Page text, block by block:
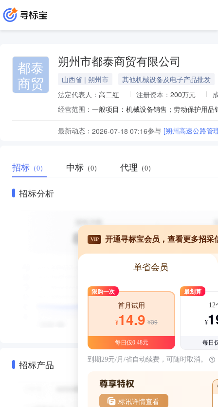
都泰
商贸
朔州市都泰商贸有限公司
山西省 | 朔州市
其他机械设备及电子产品批发
法定代表人： 高二红 注册资本： 200万元
经营范围：
最新动态： 2026-07-18 07:16参与 [朔州高速公路管
招标 （0） 中标 （0） 代理 （0）
招标分析
招标产品
VIP 开通寻标宝会员，查看更多招采
单省会员
限购一次
首月试用
¥14.9 ¥39
每日仅0.48元
最划算
12
¥
每日
到期29元/月/省自动续费，可随时取消。
标讯详情查看